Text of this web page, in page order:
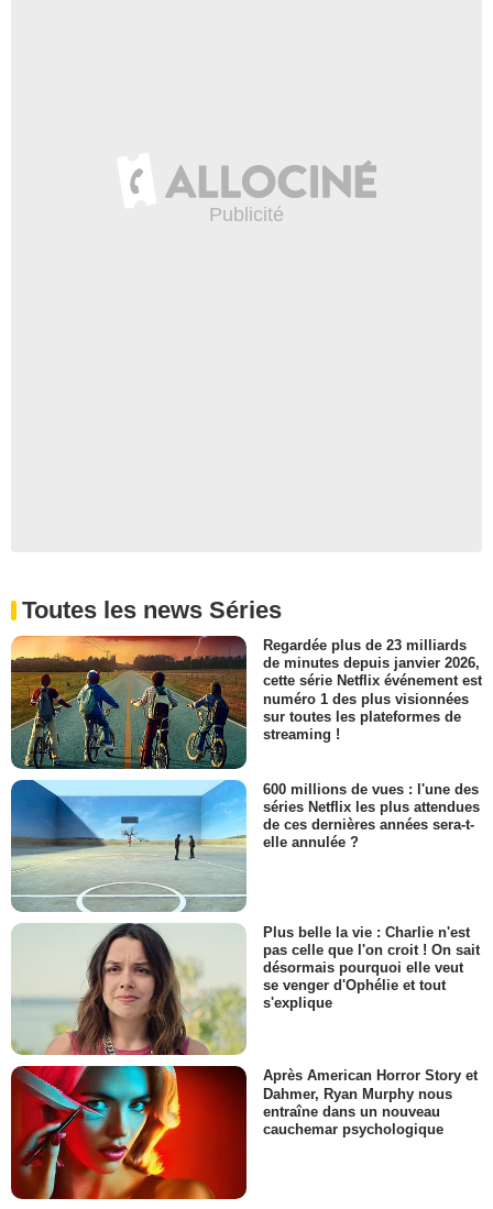
Toutes les news Séries
Regardée plus de 23 milliards
de minutes depuis janvier 2026,
cette série Netflix événement est
numéro 1 des plus visionnées
sur toutes les plateformes de
streaming !
600 millions de vues : l'une des
séries Netflix les plus attendues
de ces dernières années sera-t-
elle annulée ?
Plus belle la vie : Charlie n'est
pas celle que l'on croit ! On sait
désormais pourquoi elle veut
se venger d'Ophélie et tout
s'explique
Après American Horror Story et
Dahmer, Ryan Murphy nous
entraîne dans un nouveau
cauchemar psychologique